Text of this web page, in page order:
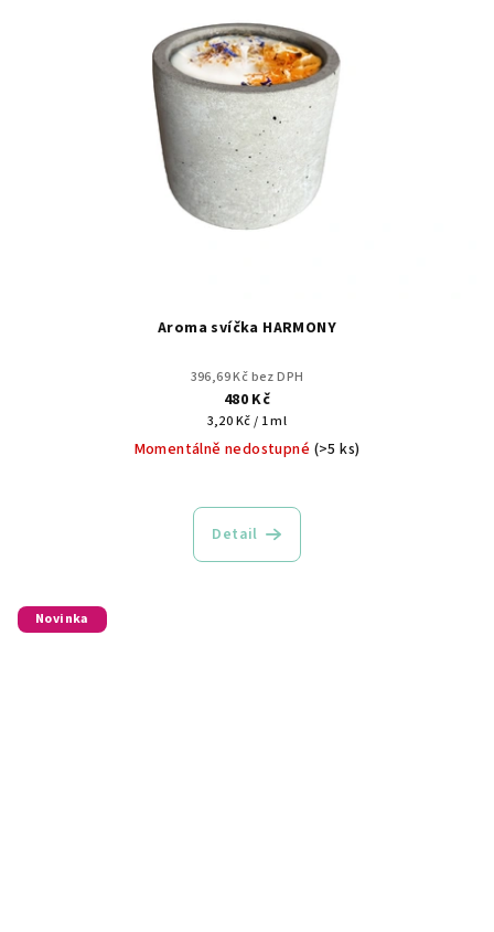
Aroma svíčka HARMONY
396,69 Kč bez DPH
480 Kč
Měrná
cena:
3,20 Kč / 1 ml
Momentálně nedostupné (>5 ks)
Detail
Novinka